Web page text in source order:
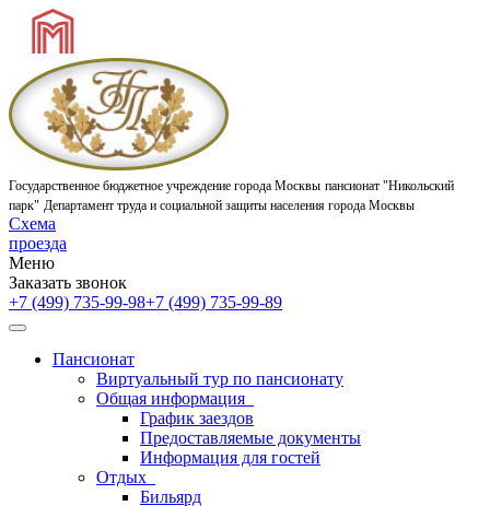
Государственное бюджетное учреждение города Москвы пансионат "Никольский
парк" Департамент труда и социальной защиты населения города Москвы
Схема
проезда
Меню
Заказать звонок
+7 (499) 735-99-98+7 (499) 735-99-89
Пансионат
Виртуальный тур по пансионату
Общая информация
График заездов
Предоставляемые документы
Информация для гостей
Отдых
Бильярд